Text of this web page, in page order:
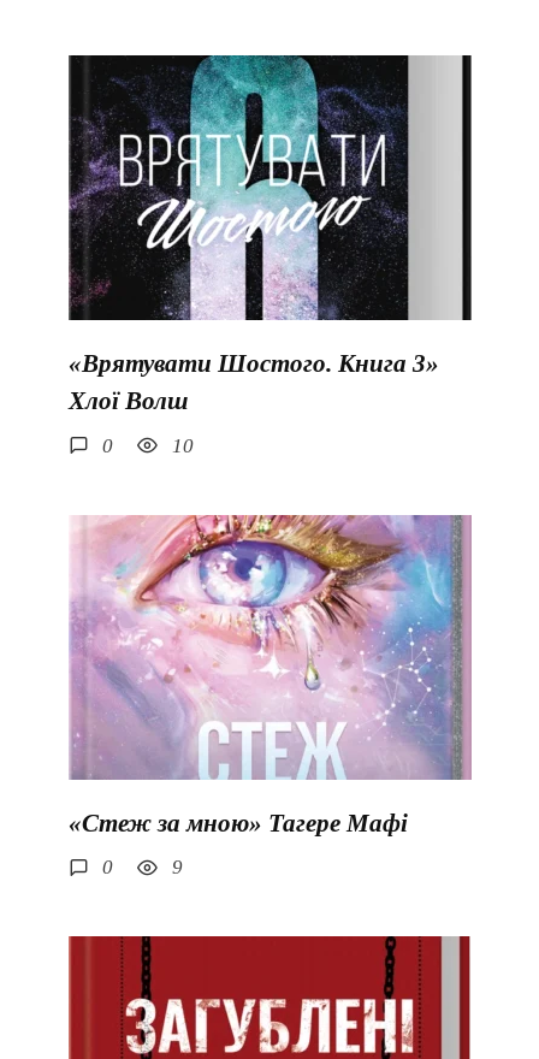
«Врятувати Шостого. Книга 3»
Хлої Волш
0 10
«Стеж за мною» Тагере Мафі
0 9